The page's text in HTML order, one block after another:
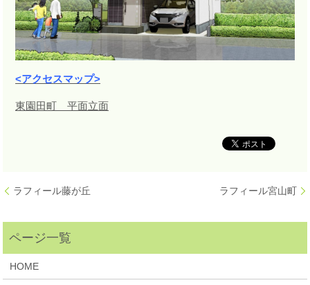
<アクセスマップ>
東園田町 平面立面
ラフィール藤が丘 ラフィール宮山町
HOME